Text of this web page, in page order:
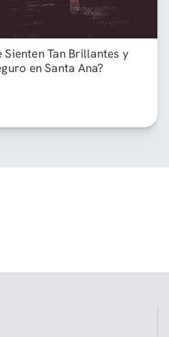
Sienten Tan Brillantes y
en Santa Ana?